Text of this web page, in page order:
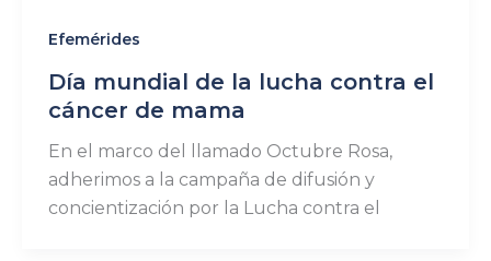
Efemérides
Día mundial de la lucha contra el
cáncer de mama
En el marco del llamado Octubre Rosa,
adherimos a la campaña de difusión y
concientización por la Lucha contra el